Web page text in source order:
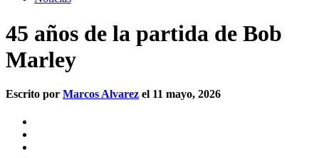
45 años de la partida de Bob
Marley
Escrito por Marcos Alvarez el 11 mayo, 2026